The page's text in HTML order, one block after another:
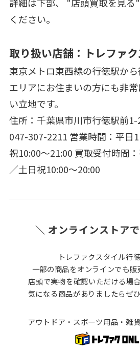
詳細は下部、 "店頭買取を見る
ください。
取り扱い店舗：トレファ
東京メトロ東西線の行徳駅か
エリアにお住まいの方にも非
い立地です。
住所：千葉県市川市行徳駅前1-
047-307-2211 営業時間：平日
祝10:00～21:00 買取受付時間
／土日祝10:00～20:00
＼ オンラインストア
トレファクスタイル行徳
一部の商品をオンラインでも販
店頭で実物を確認いただける場
気になる商品がありましたらぜ
アウトドア・スポーツ用品・雑